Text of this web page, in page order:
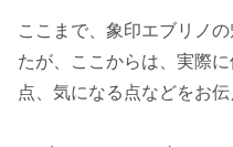
ここまで、象印エブリノ
たが、ここからは、実際
点、気になる点などをお伝